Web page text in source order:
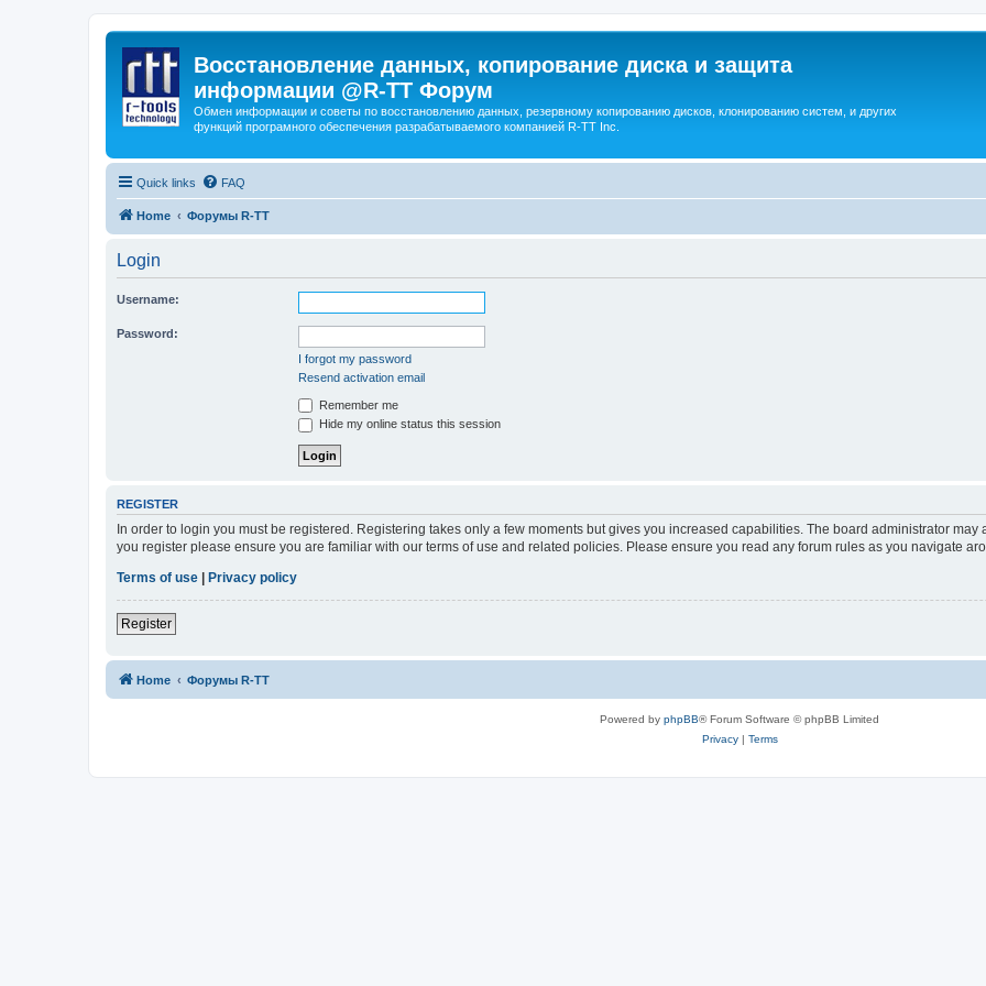
Восстановление данных, копирование диска и защита
информации @R-TT Форум
Обмен информации и советы по восстановлению данных, резервному копированию дисков, клонированию систем, и других
функций програмного обеспечения разрабатываемого компанией R-TT Inc.
Quick links FAQ
Home Форумы R-TT
Login
Username:
Password:
I forgot my password
Resend activation email
Remember me
Hide my online status this session
REGISTER
In order to login you must be registered. Registering takes only a few moments but gives you increased capabilities. The board administrator
you register please ensure you are familiar with our terms of use and related policies. Please ensure you read any forum rules as you navigate
Terms of use
Privacy policy
Register
Home Форумы R-TT
Powered by phpBB® Forum Software © phpBB Limited
Privacy| Terms